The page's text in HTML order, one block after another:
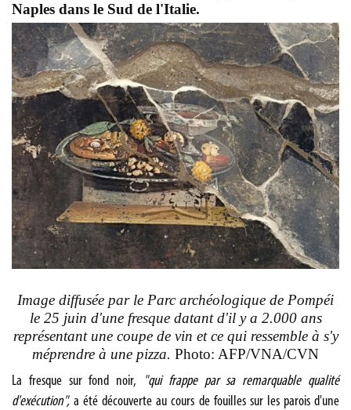
Naples dans le Sud de l'Italie.
Image diffusée par le Parc archéologique de Pompéi
le 25 juin d'une fresque datant d'il y a 2.000 ans
représentant une coupe de vin et ce qui ressemble à s'y
méprendre à une pizza. Photo: AFP/VNA/CVN
La fresque sur fond noir,
"qui frappe par sa remarquable qualité
d'exécution", a été découverte au cours de fouilles sur les parois d'une